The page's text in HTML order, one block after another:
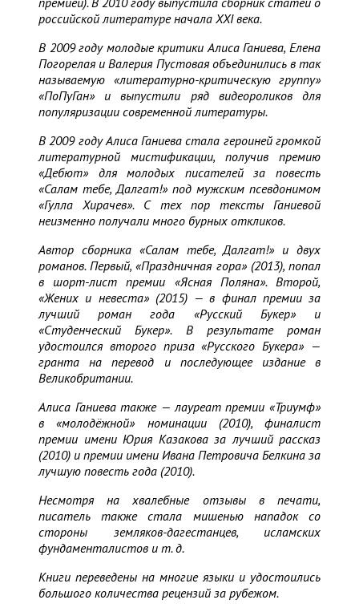
российской литературе начала XXI века.
В 2009 году молодые критики Алиса Ганиева, Елена
Погорелая и Валерия Пустовая объединились в так
называемую «литературно-критическую группу»
«ПоПуГан» и выпустили ряд видеороликов для
популяризации современной литературы.
В 2009 году Алиса Ганиева стала героиней громкой
литературной мистификации, получив премию
«Дебют» для молодых писателей за повесть
«Салам тебе, Далгат!» под мужским псевдонимом
«Гулла Хирачев». С тех пор тексты Ганиевой
неизменно получали много бурных откликов.
Автор сборника «Салам тебе, Далгат!» и двух
романов. Первый, «Праздничная гора» (2013), попал
в шорт-лист премии «Ясная Поляна». Второй,
«Жених и невеста» (2015) — в финал премии за
лучший роман года «Русский Букер» и
«Студенческий Букер». В результате роман
удостоился второго приза «Русского Букера» —
гранта на перевод и последующее издание в
Великобритании.
Алиса Ганиева также — лауреат премии «Триумф»
в «молодёжной» номинации (2010), финалист
премии имени Юрия Казакова за лучший рассказ
(2010) и премии имени Ивана Петровича Белкина за
лучшую повесть года (2010).
Несмотря на хвалебные отзывы в печати,
писатель также стала мишенью нападок со
стороны земляков-дагестанцев, исламских
фундаменталистов и т. д.
Книги переведены на многие языки и удостоились
большого количества рецензий за рубежом.